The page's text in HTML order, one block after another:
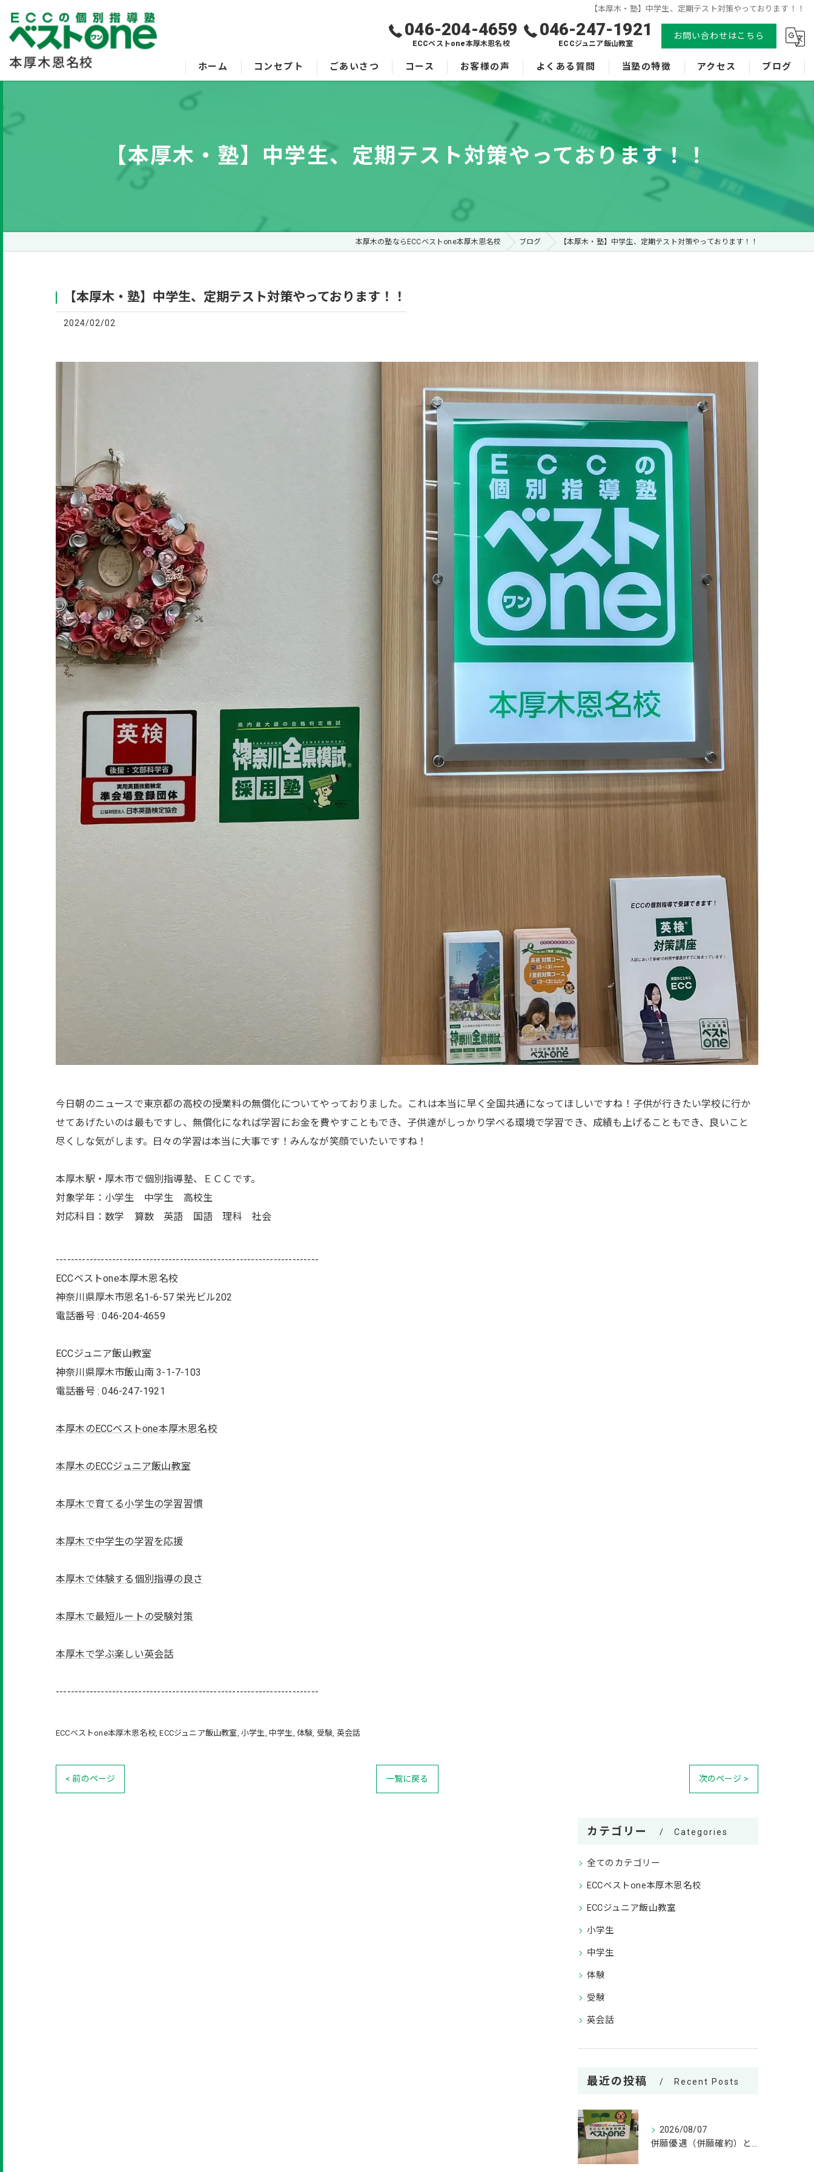
【本厚木・塾】中学生、定期テスト対策やっております！！
046-204-4659
ECCベストone本厚木恩名校
046-247-1921
ECCジュニア飯山教室
お問い合わせはこちら
ホーム コンセプト ごあいさつ コース お客様の声 よくある質問 当塾の特徴
中学生
体験
アクセス
ECCベストone本厚木恩名校
漫画特集
ブログ
【本厚木・塾】中学生、定期テスト対策やっております！！
本厚木の塾ならECCベストone本厚木恩名校 ブログ 【本厚木・塾】中学生、定期テスト対策やっております！！
【本厚木・塾】中学生、定期テスト対策やっております！！
2024/02/02
今日朝のニュースで東京都の高校の授業料の無償化についてやっておりました。これは本当に早く全国共通になってほしいですね！子供が行きたい学校に行か
せてあげたいのは最もですし、無償化になれば学習にお金を費やすこともでき、子供達がしっかり学べる環境で学習でき、成績も上げることもでき、良いこと
尽くしな気がします。日々の学習は本当に大事です！みんなが笑顔でいたいですね！
本厚木駅・厚木市で個別指導塾、ＥＣＣです。
対象学年：小学生 中学生 高校生
対応科目：数学 算数 英語 国語 理科 社会
----------------------------------------------------------------------
ECCベストone本厚木恩名校
神奈川県厚木市恩名1-6-57 栄光ビル202
電話番号 : 046-204-4659
ECCジュニア飯山教室
神奈川県厚木市飯山南 3-1-7-103
電話番号 : 046-247-1921
本厚木のECCベストone本厚木恩名校
本厚木のECCジュニア飯山教室
本厚木で育てる小学生の学習習慣
本厚木で中学生の学習を応援
本厚木で体験する個別指導の良さ
本厚木で最短ルートの受験対策
本厚木で学ぶ楽しい英会話
----------------------------------------------------------------------
ECCベストone本厚木恩名校 ECCジュニア飯山教室 小学生 中学生 体験 受験 英会話
< 前のページ 一覧に戻る 次のページ >
カテゴリー Categories
全てのカテゴリー
ECCベストone本厚木恩名校
ECCジュニア飯山教室
小学生
中学生
体験
受験
英会話
最近の投稿 Recent Posts
2026/08/07
併願優遇（併願確約）とは？神奈川県の私立高校受験の基礎知識 併願